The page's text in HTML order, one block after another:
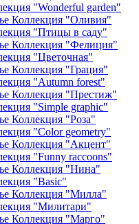
"Wonderful garden"
Коллекция "Оливия"
"Птицы в саду"
Коллекция "Фелиция"
"Цветочная"
Коллекция "Грация"
"Autumn forest"
Коллекция "Престиж"
"Simple graphic"
Коллекция "Роза"
"Color geometry"
Коллекция "Акцент"
"Funny raccoons"
Коллекция "Нина"
"Basic"
Коллекция "Милла"
"Милитари"
Коллекция "Марго"